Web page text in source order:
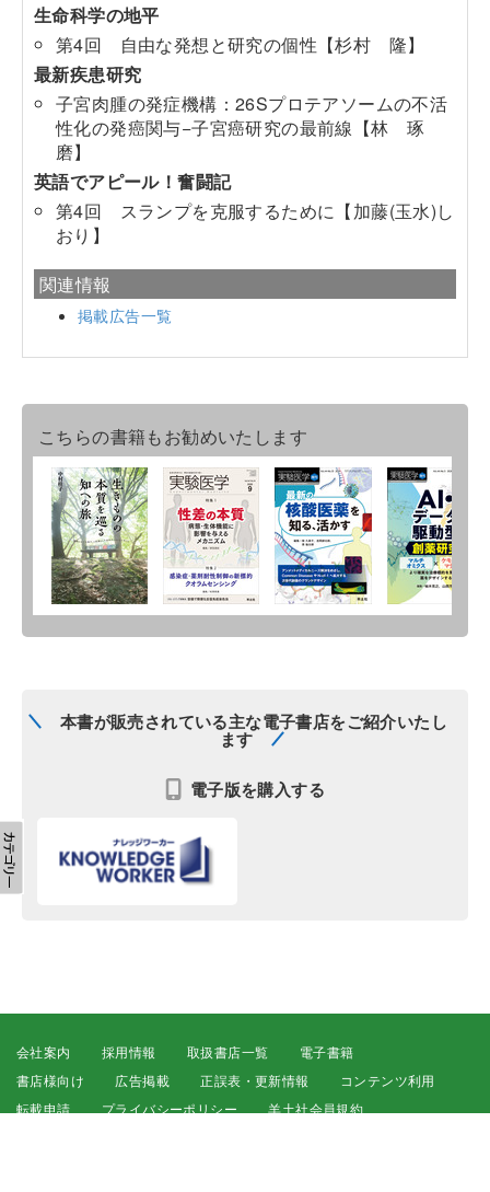
生命科学の地平
第4回 自由な発想と研究の個性 【杉村 隆】
最新疾患研究
子宮肉腫の発症機構：26Sプロテアソームの不活
性化の発癌関与−子宮癌研究の最前線 【林 琢
磨】
英語でアピール！奮闘記
第4回 スランプを克服するために 【加藤(玉水)し
おり】
関連情報
掲載広告一覧
こちらの書籍もお勧めいたします
本書が販売されている主な電子書店をご紹介いたし
ます
電子版を購入する
会社案内 採用情報 取扱書店一覧
電子書籍
書店様向け
広告掲載 正誤表・更新情報
コンテンツ利用
転載申請
プライバシーポリシー
羊土社会員規約